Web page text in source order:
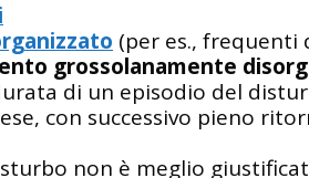
(per es., frequenti
grossolanamente
di un episodio del
con successivo pieno
non è meglio